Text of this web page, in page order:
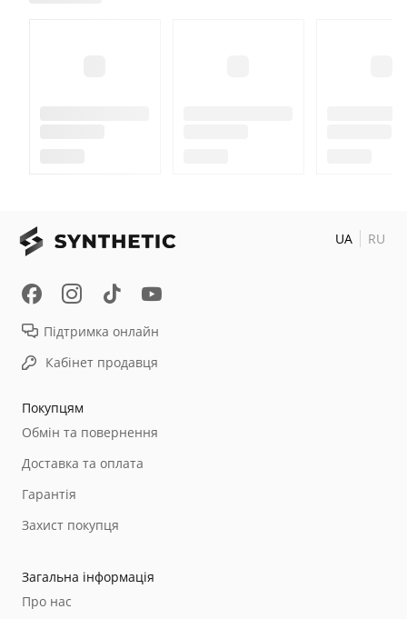
Покупцям
Обмін та повернення
Доставка та оплата
Гарантія
Захист покупця
Загальна інформація
Про нас
Підтримка онлайн
Кабінет продавця
UA RU